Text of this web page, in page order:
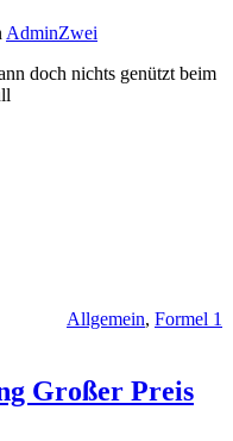
AdminZwei
doch nichts genützt beim
Allgemein, Formel 1
Großer Preis